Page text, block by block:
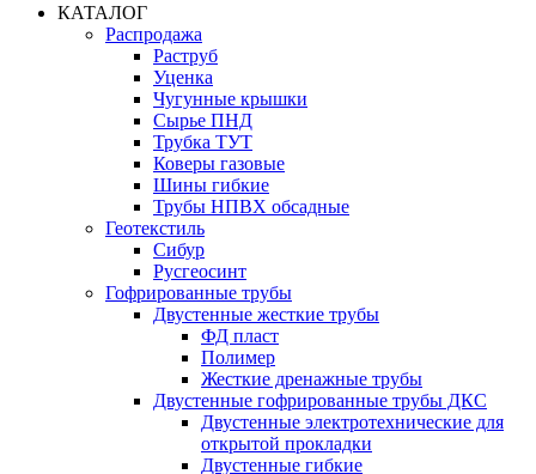
КАТАЛОГ
Распродажа
Раструб
Уценка
Чугунные крышки
Сырье ПНД
Трубка ТУТ
Коверы газовые
Шины гибкие
Трубы НПВХ обсадные
Геотекстиль
Сибур
Русгеосинт
Гофрированные трубы
Двустенные жесткие трубы
ФД пласт
Полимер
Жесткие дренажные трубы
Двустенные гофрированные трубы ДКС
Двустенные электротехнические для
открытой прокладки
Двустенные гибкие